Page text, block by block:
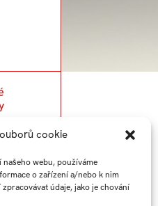
cookie
webu, používáme
o zařízení a/nebo k nim
údaje, jako je chování